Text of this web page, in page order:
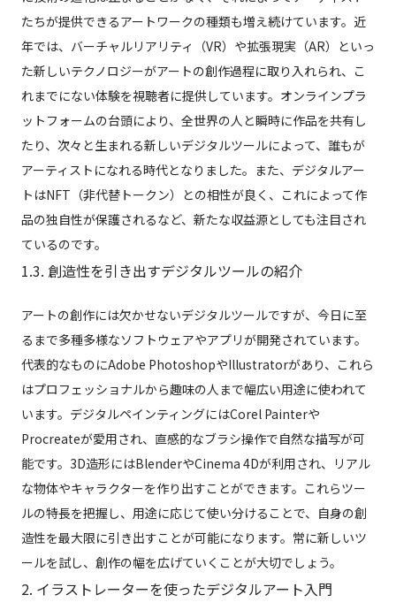
たちが提供できるアートワークの種類も増え続けています。近
年では、バーチャルリアリティ（VR）や拡張現実（AR）といっ
た新しいテクノロジーがアートの創作過程に取り入れられ、こ
れまでにない体験を視聴者に提供しています。オンラインプラ
ットフォームの台頭により、全世界の人と瞬時に作品を共有し
たり、次々と生まれる新しいデジタルツールによって、誰もが
アーティストになれる時代となりました。また、デジタルアー
トはNFT（非代替トークン）との相性が良く、これによって作
品の独自性が保護されるなど、新たな収益源としても注目され
ているのです。
1.3. 創造性を引き出すデジタルツールの紹介
アートの創作には欠かせないデジタルツールですが、今日に至
るまで多種多様なソフトウェアやアプリが開発されています。
代表的なものにAdobe PhotoshopやIllustratorがあり、これら
はプロフェッショナルから趣味の人まで幅広い用途に使われて
います。デジタルペインティングにはCorel Painterや
Procreateが愛用され、直感的なブラシ操作で自然な描写が可
能です。3D造形にはBlenderやCinema 4Dが利用され、リアル
な物体やキャラクターを作り出すことができます。これらツー
ルの特長を把握し、用途に応じて使い分けることで、自身の創
造性を最大限に引き出すことが可能になります。常に新しいツ
ールを試し、創作の幅を広げていくことが大切でしょう。
2. イラストレーターを使ったデジタルアート入門